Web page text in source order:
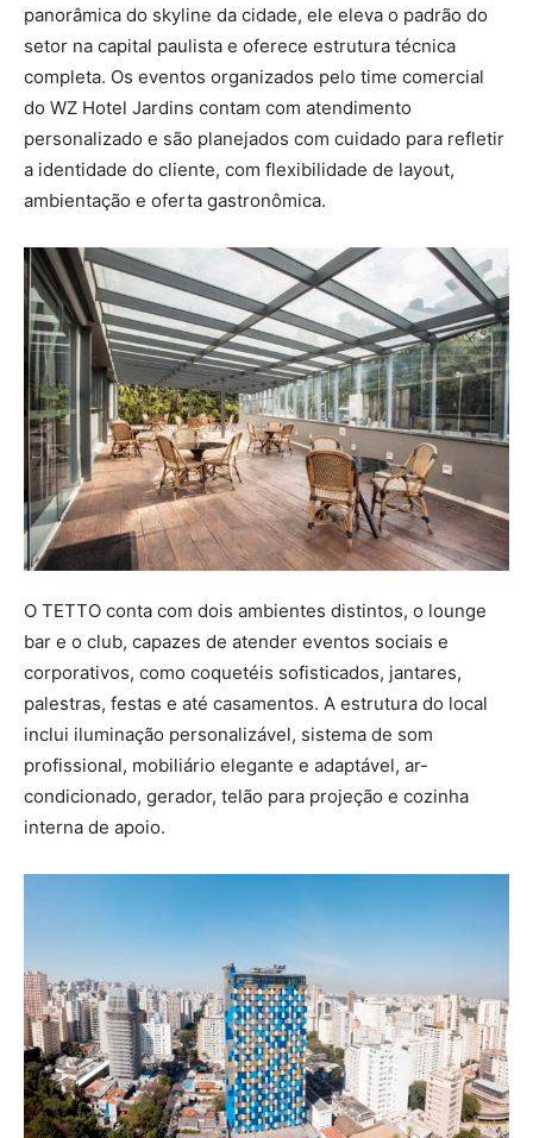
panorâmica do skyline da cidade, ele eleva o padrão do
setor na capital paulista e oferece estrutura técnica
completa. Os eventos organizados pelo time comercial
do WZ Hotel Jardins contam com atendimento
personalizado e são planejados com cuidado para refletir
a identidade do cliente, com flexibilidade de layout,
ambientação e oferta gastronômica.
O TETTO conta com dois ambientes distintos, o lounge
bar e o club, capazes de atender eventos sociais e
corporativos, como coquetéis sofisticados, jantares,
palestras, festas e até casamentos. A estrutura do local
inclui iluminação personalizável, sistema de som
profissional, mobiliário elegante e adaptável, ar-
condicionado, gerador, telão para projeção e cozinha
interna de apoio.